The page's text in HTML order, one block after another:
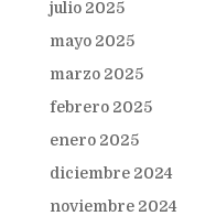
julio 2025
mayo 2025
marzo 2025
febrero 2025
enero 2025
diciembre 2024
noviembre 2024